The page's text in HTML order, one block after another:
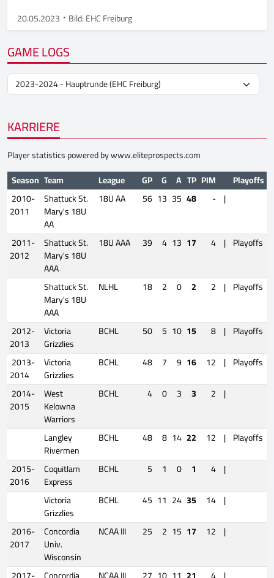
20.05.2023 Bild: EHC Freiburg
GAME LOGS
KARRIERE
Player statistics powered bywww.eliteprospects.com
Season Team League GP G A TP PIM Playoffs
2010-
2011
Shattuck St.
Mary's 18U
AA
18U AA 56 13 35 48 - |
2011-
2012
Shattuck St.
Mary's 18U
AAA
18U AAA 39 4 13 17 4 | Playoffs
Shattuck St.
Mary's 18U
AAA
NLHL 18 2 0 2 2 | Playoffs
2012-
2013
Victoria
Grizzlies
BCHL 50 5 10 15 8 | Playoffs
2013-
2014
Victoria
Grizzlies
BCHL 48 7 9 16 12 | Playoffs
2014-
2015
West
Kelowna
Warriors
BCHL 4 0 3 3 2 |
Langley
Rivermen
BCHL 48 8 14 22 12 | Playoffs
2015-
2016
Coquitlam
Express
BCHL 5 1 0 1 4 |
Victoria
Grizzlies
BCHL 45 11 24 35 14 |
2016-
2017
Concordia
Univ.
Wisconsin
NCAA III 25 2 15 17 12 |